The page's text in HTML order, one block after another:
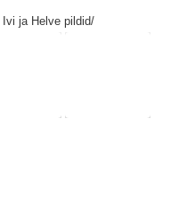
Ivi ja Helve pildid/